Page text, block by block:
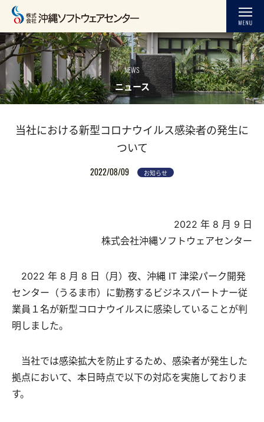
NEWS
ニュース
当社における新型コロナウイルス感染者の発生に
ついて
2022/08/09
お知らせ
2022 年 8 月 9 日
株式会社沖縄ソフトウェアセンター
2022 年 8 月 8 日（月）夜、沖縄 IT 津梁パーク開発
センター（うるま市）に勤務するビジネスパートナー従
業員１名が新型コロナウイルスに感染していることが判
明しました。
当社では感染拡大を防止するため、感染者が発生した
拠点において、本日時点で以下の対応を実施しておりま
す。